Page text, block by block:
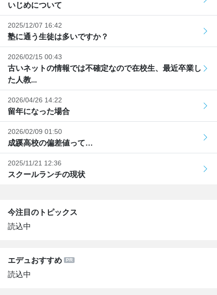
いじめについて
2025/12/07 16:42
塾に通う生徒は多いですか？
2026/02/15 00:43
古いネットの情報では不確定なので在校生、最近卒業し
た人教...
2026/04/26 14:22
留年になった場合
2026/02/09 01:50
成蹊高校の偏差値って…
2025/11/21 12:36
スクールランチの現状
今注目のトピックス
読込中
エデュおすすめ
読込中